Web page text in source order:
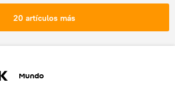
20 artículos más
Mundo